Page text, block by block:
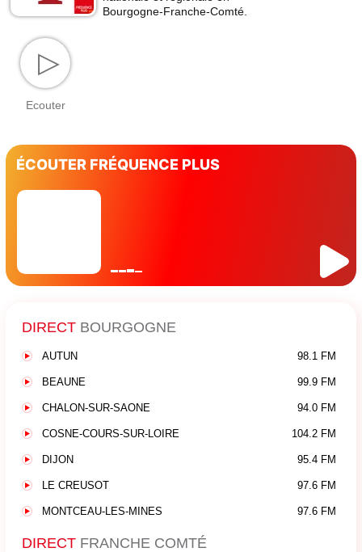
Bourgogne-Franche-Comté.
▷
Ecouter
ÉCOUTER FRÉQUENCE PLUS
DIRECT BOURGOGNE
AUTUN 98.1 FM
BEAUNE 99.9 FM
CHALON-SUR-SAONE 94.0 FM
COSNE-COURS-SUR-LOIRE 104.2 FM
DIJON 95.4 FM
LE CREUSOT 97.6 FM
MONTCEAU-LES-MINES 97.6 FM
DIRECT FRANCHE COMTÉ